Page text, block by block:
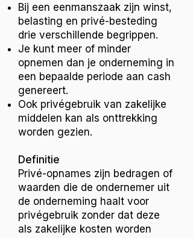
Bij een eenmanszaak zijn winst,
belasting en privé-besteding
drie verschillende begrippen.
Je kunt meer of minder
opnemen dan je onderneming in
een bepaalde periode aan cash
genereert.
Ook privégebruik van zakelijke
middelen kan als onttrekking
worden gezien.
Definitie
Privé-opnames zijn bedragen of
waarden die de ondernemer uit
de onderneming haalt voor
privégebruik zonder dat deze
als zakelijke kosten worden